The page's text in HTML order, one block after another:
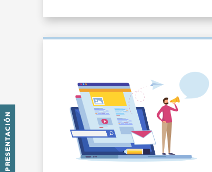
PRESENTACIÓN